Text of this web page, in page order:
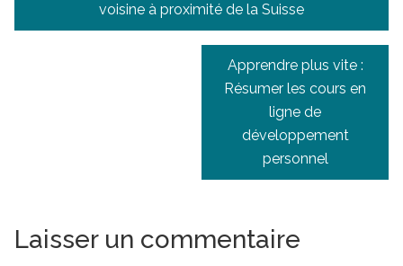
l’article
voisine à proximité de la Suisse
Apprendre plus vite :
Résumer les cours en
ligne de
développement
personnel
Laisser un commentaire